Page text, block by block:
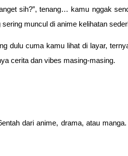
sih?”, tenang… kamu nggak
muncul di anime kelihatan
dulu cuma kamu lihat di layar,
cerita dan vibes masing-masing.
dari anime, drama, atau